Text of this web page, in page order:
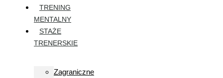
TRENING
MENTALNY
STAŻE
TRENERSKIE
Zagraniczne